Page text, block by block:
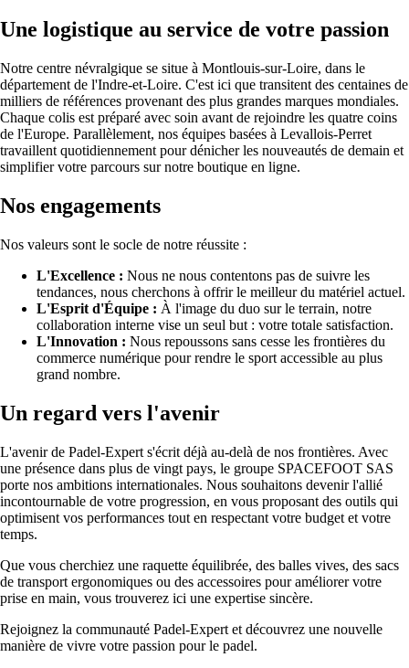
Une logistique au service de votre passion
Notre centre névralgique se situe à Montlouis-sur-Loire, dans le
département de l'Indre-et-Loire. C'est ici que transitent des centaines de
milliers de références provenant des plus grandes marques mondiales.
Chaque colis est préparé avec soin avant de rejoindre les quatre coins
de l'Europe. Parallèlement, nos équipes basées à Levallois-Perret
travaillent quotidiennement pour dénicher les nouveautés de demain et
simplifier votre parcours sur notre boutique en ligne.
Nos engagements
Nos valeurs sont le socle de notre réussite :
L'Excellence : Nous ne nous contentons pas de suivre les
tendances, nous cherchons à offrir le meilleur du matériel actuel.
L'Esprit d'Équipe : À l'image du duo sur le terrain, notre
collaboration interne vise un seul but : votre totale satisfaction.
L'Innovation : Nous repoussons sans cesse les frontières du
commerce numérique pour rendre le sport accessible au plus
grand nombre.
Un regard vers l'avenir
L'avenir de Padel-Expert s'écrit déjà au-delà de nos frontières. Avec
une présence dans plus de vingt pays, le groupe SPACEFOOT SAS
porte nos ambitions internationales. Nous souhaitons devenir l'allié
incontournable de votre progression, en vous proposant des outils qui
optimisent vos performances tout en respectant votre budget et votre
temps.
Que vous cherchiez une raquette équilibrée, des balles vives, des sacs
de transport ergonomiques ou des accessoires pour améliorer votre
prise en main, vous trouverez ici une expertise sincère.
Rejoignez la communauté Padel-Expert et découvrez une nouvelle
manière de vivre votre passion pour le padel.